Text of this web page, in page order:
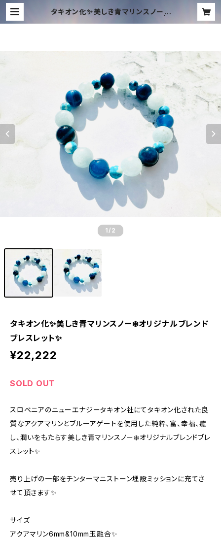
タキオン化✨美しき青マリンスノー❄️
1 /2
タキオン化✨美しき青マリンスノー❄️オリジナルブレンド
ブレスレット✨
¥22,222
SOLD OUT
スロベニアのニューエナジータキオン社にてタキオン化された良
質なアクアマリンとブルーアゲートを使用した純粋、富、幸福、癒
し、潤いをもたらす美しき青マリンスノー❄️オリジナルブレンドブレ
スレット✨
売り上げの一部をチンターマニストーン埋設ミッションに充てさ
せて頂きます✨
サイズ
アクアマリン6mm&10mm玉融合✨